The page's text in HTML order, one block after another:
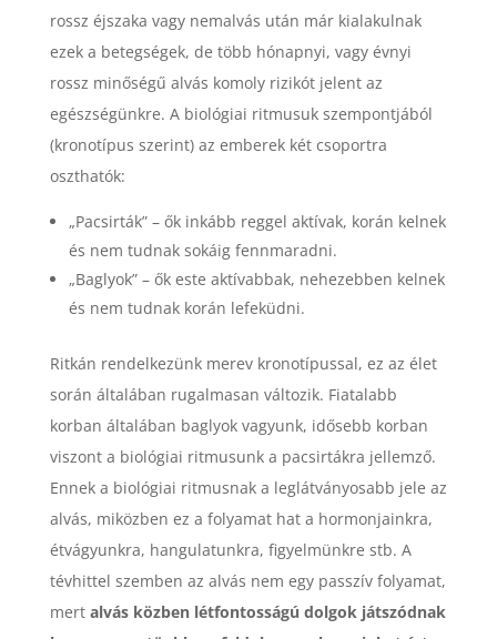
rossz éjszaka vagy nemalvás után már kialakulnak
ezek a betegségek, de több hónapnyi, vagy évnyi
rossz minőségű alvás komoly rizikót jelent az
egészségünkre. A biológiai ritmusuk szempontjából
(kronotípus szerint) az emberek két csoportra
oszthatók:
„Pacsirták” – ők inkább reggel aktívak, korán kelnek
és nem tudnak sokáig fennmaradni.
„Baglyok” – ők este aktívabbak, nehezebben kelnek
és nem tudnak korán lefeküdni.
Ritkán rendelkezünk merev kronotípussal, ez az élet
során általában rugalmasan változik. Fiatalabb
korban általában baglyok vagyunk, idősebb korban
viszont a biológiai ritmusunk a pacsirtákra jellemző.
Ennek a biológiai ritmusnak a leglátványosabb jele az
alvás, miközben ez a folyamat hat a hormonjainkra,
étvágyunkra, hangulatunkra, figyelmünkre stb. A
tévhittel szemben az alvás nem egy passzív folyamat,
mert alvás közben létfontosságú dolgok játszódnak